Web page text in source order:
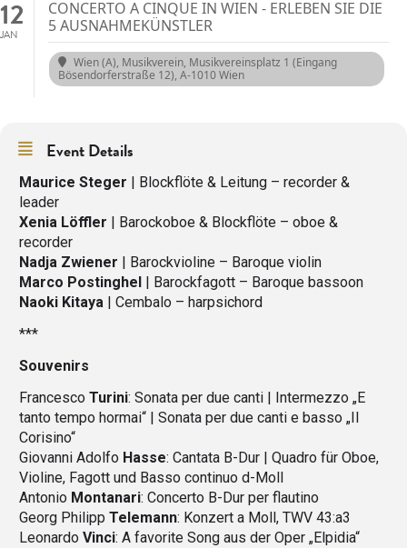
12
JAN
CONCERTO A CINQUE IN WIEN - ERLEBEN SIE DIE
5 AUSNAHMEKÜNSTLER
Wien (A), Musikverein, Musikvereinsplatz 1 (Eingang
Bösendorferstraße 12), A-1010 Wien
Event Details
Maurice Steger | Blockflöte & Leitung – recorder &
leader
Xenia Löffler | Barockoboe & Blockflöte – oboe &
recorder
Nadja Zwiener | Barockvioline – Baroque violin
Marco Postinghel | Barockfagott – Baroque bassoon
Naoki Kitaya | Cembalo – harpsichord
***
Souvenirs
Francesco Turini: Sonata per due canti | Intermezzo „E
tanto tempo hormai“ | Sonata per due canti e basso „Il
Corisino“
Giovanni Adolfo Hasse: Cantata B-Dur | Quadro für Oboe,
Violine, Fagott und Basso continuo d-Moll
Antonio Montanari: Concerto B-Dur per flautino
Georg Philipp Telemann: Konzert a Moll, TWV 43:a3
Leonardo Vinci: A favorite Song aus der Oper „Elpidia“